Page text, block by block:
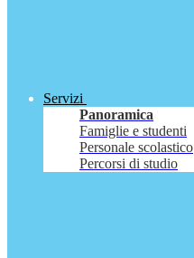
Servizi
Panoramica
Famiglie e studenti
Personale scolastico
Percorsi di studio